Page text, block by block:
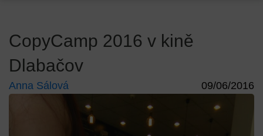
CopyCamp 2016 v kině
Dlabačov
Anna Sálová 09/06/2016